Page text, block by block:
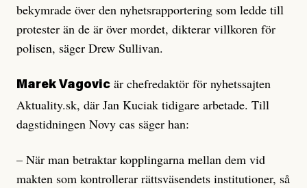
bekymrade över den nyhetsrapportering som ledde till
protester än de är över mordet, dikterar villkoren för
polisen, säger Drew Sullivan.
Marek Vagovic är chefredaktör för nyhetssajten
Aktuality.sk, där Jan Kuciak tidigare arbetade. Till
dagstidningen Novy cas säger han:
– När man betraktar kopplingarna mellan dem vid
makten som kontrollerar rättsväsendets institutioner, så